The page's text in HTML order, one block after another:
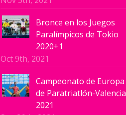
Bronce en los Juegos
Paralímpicos de Tokio
2020+1
Oct 9th, 2021
Campeonato de Europa
de Paratriatlón-Valencia
2021